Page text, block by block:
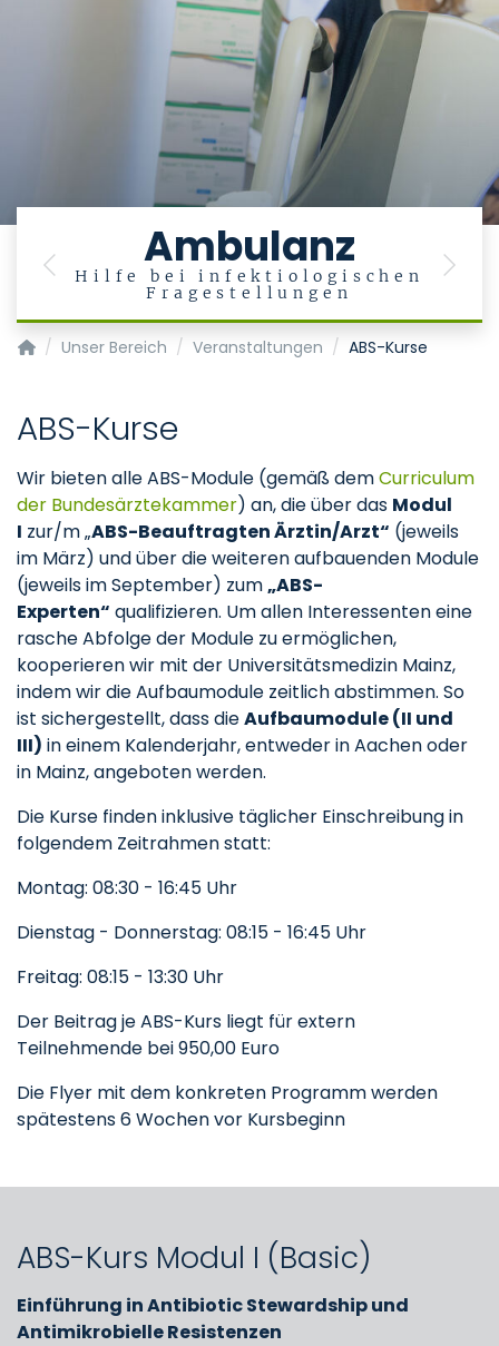
Ambulanz
Hilfe bei infektiologischen
Fragestellungen
Previous Next
Zentralbereich für Krankenhaushygiene und Infektiologie
Unser Bereich Veranstaltungen ABS-Kurse
ABS-Kurse
Wir bieten alle ABS-Module (gemäß demCurriculum
der Bundesärztekammer) an, die über das Modul
I zur/m „ABS-Beauftragten Ärztin/Arzt“ (jeweils
im März) und über die weiteren aufbauenden Module
(jeweils im September) zum„ABS-
Experten“ qualifizieren. Um allen Interessenten eine
rasche Abfolge der Module zu ermöglichen,
kooperieren wir mit der Universitätsmedizin Mainz,
indem wir die Aufbaumodule zeitlich abstimmen. So
ist sichergestellt, dass dieAufbaumodule (II und
III) in einem Kalenderjahr, entweder in Aachen oder
in Mainz, angeboten werden.
Die Kurse finden inklusive täglicher Einschreibung in
folgendem Zeitrahmen statt:
Montag: 08:30 - 16:45 Uhr
Dienstag - Donnerstag: 08:15 - 16:45 Uhr
Freitag: 08:15 - 13:30 Uhr
Der Beitrag je ABS-Kurs liegt für extern
Teilnehmende bei 950,00 Euro
Die Flyer mit dem konkreten Programm werden
spätestens 6 Wochen vor Kursbeginn
ABS-Kurs Modul I (Basic)
Einführung in Antibiotic Stewardship und
Antimikrobielle Resistenzen